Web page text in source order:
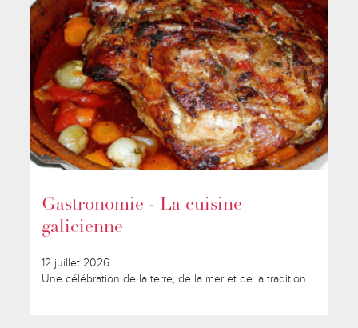
Gastronomie - La cuisine
galicienne
12 juillet 2026
Une célébration de la terre, de la mer et de la tradition